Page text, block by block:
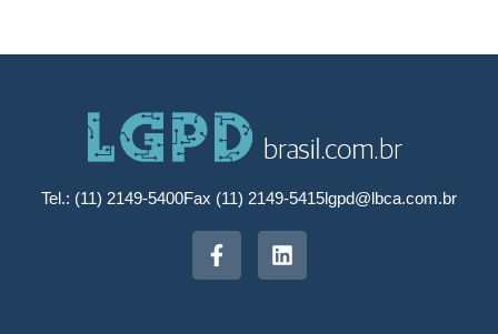
Tel.: (11) 2149-5400Fax (11) 2149-5415lgpd@lbca.com.br